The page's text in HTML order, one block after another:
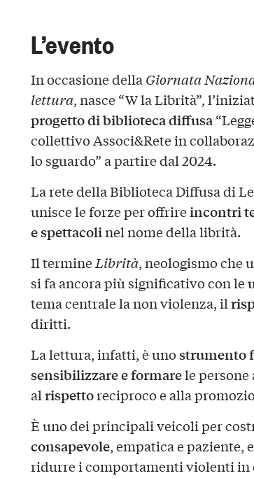
L’evento
In occasione della Giornata
lettura, nasce “W la Librità”,
progetto di biblioteca diffusa
collettivo Associ&Rete in
lo sguardo” a partire dal 2024.
La rete della Biblioteca Diffusa di
unisce le forze per offrireincontri
e spettacolinel nome della librità.
Il termineLibrità, neologismo che
si fa ancora più significativo con le
tema centrale la non violenza, il
diritti.
La lettura, infatti, è unostrumento
sensibilizzare e formarele persone
alrispettoreciproco e alla
È uno dei principali veicoli per
consapevole, empatica e paziente,
ridurre i comportamenti violenti in